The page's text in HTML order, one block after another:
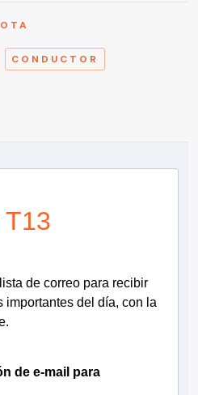
CONDUCTOR
de correo para recibir
importantes del día, con la
de e-mail para